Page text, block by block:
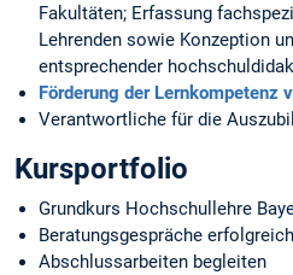
Fakultäten; Erfassung
Lehrenden sowie Konzeption
entsprechender
Förderung der Lernkompetenz
Verantwortliche für die
Kursportfolio
Grundkurs Hochschullehre
Beratungsgespräche
Abschlussarbeiten begleiten